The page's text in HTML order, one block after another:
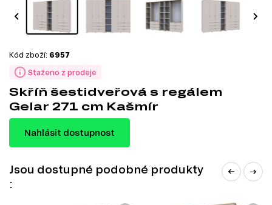
Staženo z prodeje
Kód zboží: 6957
Skříň šestidveřová s regálem
Gelar 271 cm Kašmír
Nahlásit dostupnost
Jsou dostupné podobné produkty
: